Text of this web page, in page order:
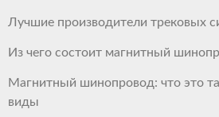
Лучшие производители трековых
Из чего состоит магнитный
Магнитный шинопровод: что это
виды